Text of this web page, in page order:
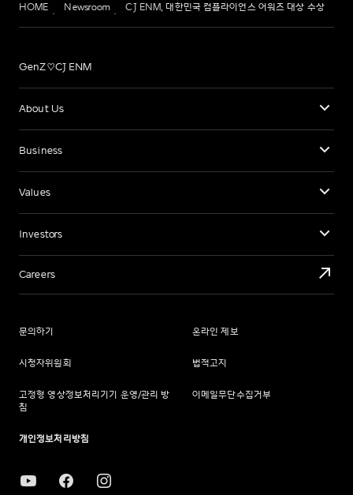
HOME Newsroom CJ ENM, 대한민국 컴플라이언스 어워즈 대상 수상
GenZ♡CJ ENM
About Us
Business
Values
Investors
Careers
문의하기 온라인 제보
시청자위원회 법적고지
고정형 영상정보처리기기 운영/관리 방
침
이메일무단수집거부
개인정보처리방침